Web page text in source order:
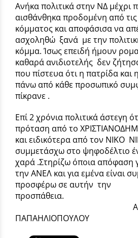
Ανήκα πολιτικά στην ΝΔ μέχρι
αισθάνθηκα προδομένη από τις
κόμματος και αποφάσισα να
ασχοληθώ ξανά με την
κόμμα. Ίσως επειδή ήμουν
καθαρά ανιδιοτελής δεν
που πίστευα ότι η πατρίδα και
πάνω από κάθε προσωπικό
πίκρανε .
Επί 2 χρόνια πολιτικά άστεγη
πρόταση από το
και ειδικότερα από τον ΝΙΚΟ
συμμετάσχω στο ψηφοδέλτιο
χαρά .Στηρίζω όποια απόφαση
την ΑΝΕΛ και για εμένα είναι
προσφέρω σε αυτήν την
ΠΑΠΑΗΛΙΟΠΟΥΛΟΥ